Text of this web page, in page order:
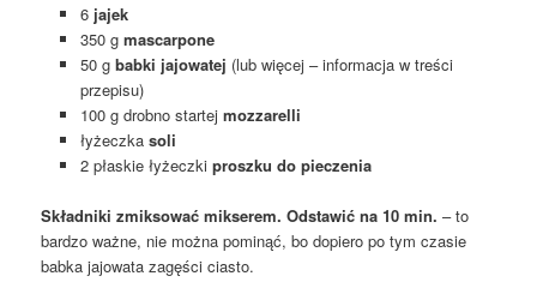
6 jajek
350 g mascarpone
50 g babki jajowatej (lub więcej – informacja w treści
przepisu)
100 g drobno startej mozzarelli
łyżeczka soli
2 płaskie łyżeczki proszku do pieczenia
Składniki zmiksować mikserem. Odstawić na 10 min. – to
bardzo ważne, nie można pominąć, bo dopiero po tym czasie
babka jajowata zagęści ciasto.